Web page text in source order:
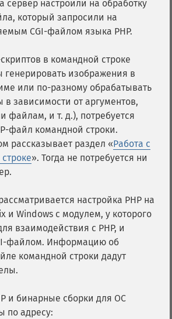
сервер настроили на обработку
который запросили на
CGI-файлом языка PHP.
в командной строке
генерировать изображения в
или по-разному обрабатывать
зависимости от аргументов,
файлам, и т. д.), потребуется
файл командной строки.
рассказывает раздел «Работа с
». Тогда не потребуется ни
настройка PHP на
и Windows с модулем, у которого
взаимодействия с PHP, и
файлом. Информацию об
командной строки дадут
и бинарные сборки для ОС
по адресу: